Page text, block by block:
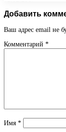
Добавить
Ваш адрес email не
Комментарий *
Имя *